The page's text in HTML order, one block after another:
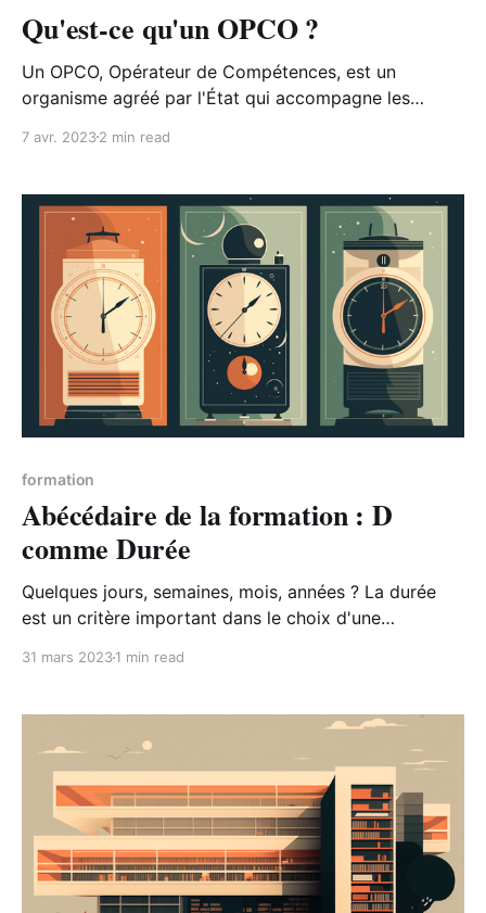
Qu'est-ce qu'un OPCO ?
Un OPCO, Opérateur de Compétences, est un
organisme agréé par l'État qui accompagne les
dans le financement de l'apprentissage. Mais qu'est-
il ?
7 avr. 20232 min read
formation
Abécédaire de la formation : D
comme Durée
Quelques jours, semaines, mois, années ? La durée
est un critère important dans le choix d'une
31 mars 20231 min read